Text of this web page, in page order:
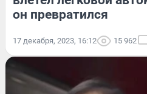
он превратился
17 декабря, 2023, 16:12 15 962